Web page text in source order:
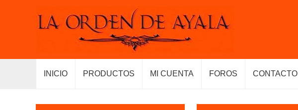
INICIO PRODUCTOS MI CUENTA FOROS CONTACTO